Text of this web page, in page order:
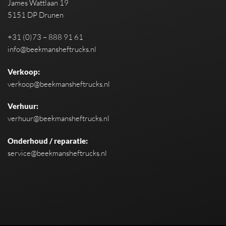
James Wattlaan 19
5151 DP Drunen
+31 (0)73 – 888 91 61
info@beekmansheftrucks.nl
Verkoop:
verkoop@beekmansheftrucks.nl
Verhuur:
verhuur@beekmansheftrucks.nl
Onderhoud / reparatie:
service@beekmansheftrucks.nl